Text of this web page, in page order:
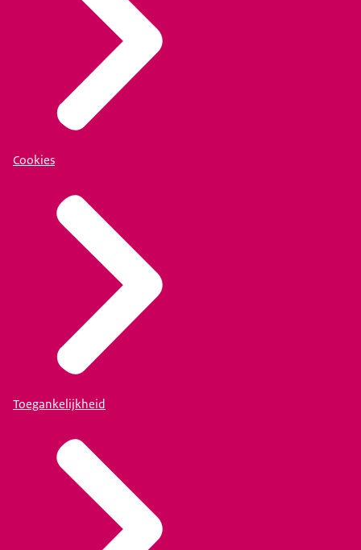
Cookies
Toegankelijkheid